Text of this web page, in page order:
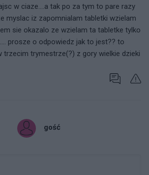
w ciaze....a tak po za tym to pare razy
myslac iz zapomnialam tabletki wzielam
sie okazalo ze wzielam ta tabletke tylko
prosze o odpowiedz jak to jest?? to
trzecim trymestrze(?) z gory wielkie dzieki
gość